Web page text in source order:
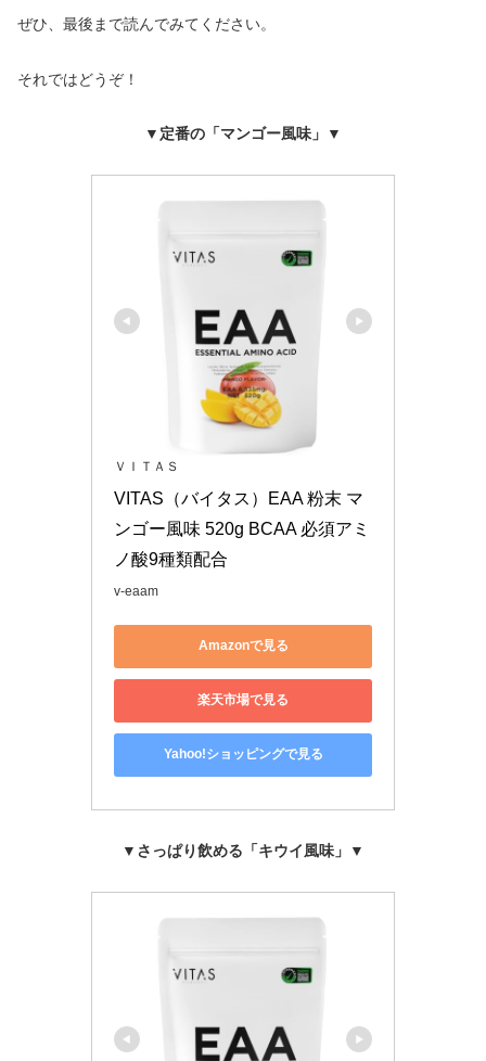
ぜひ、最後まで読んでみてください。
それではどうぞ！
▼ 定番の「マンゴー風味」▼
ＶＩＴＡＳ
VITAS（バイタス）EAA 粉末 マ
ンゴー風味 520g BCAA 必須アミ
ノ酸9種類配合
v-eaam
Amazonで見る
楽天市場で見る
Yahoo!ショッピングで見る
▼さっぱり飲める「キウイ風味」▼